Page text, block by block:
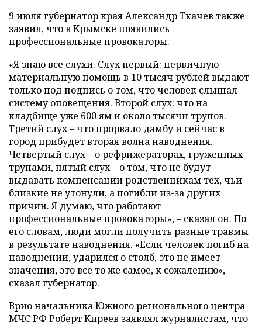
9 июля губернатор края Александр Ткачев также
заявил, что в Крымске появились
профессиональные провокаторы.
«Я знаю все слухи. Слух первый: первичную
материальную помощь в 10 тысяч рублей выдают
только под подпись о том, что человек слышал
систему оповещения. Второй слух: что на
кладбище уже 600 ям и около тысячи трупов.
Третий слух – что прорвало дамбу и сейчас в
город прибудет вторая волна наводнения.
Четвертый слух – о рефрижераторах, груженных
трупами, пятый слух – о том, что не будут
выдавать компенсации родственникам тех, чьи
близкие не утонули, а погибли из-за других
причин. Я думаю, что работают
профессиональные провокаторы», – сказал он. По
его словам, люди могли получить разные травмы
в результате наводнения. «Если человек погиб на
наводнении, ударился о столб, это не имеет
значения, это все то же самое, к сожалению», –
сказал губернатор.
Врио начальника Южного регионального центра
МЧС РФ Роберт Киреев заявлял журналистам, что